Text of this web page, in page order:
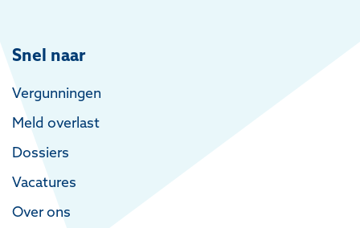
Snel naar
Vergunningen
Meld overlast
Dossiers
Vacatures
Over ons